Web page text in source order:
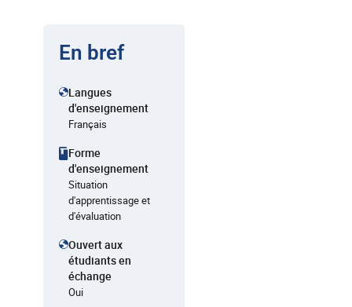
En bref
Langues
d'enseignement
Français
Forme
d'enseignement
Situation
d'apprentissage et
d'évaluation
Ouvert aux
étudiants en
échange
Oui